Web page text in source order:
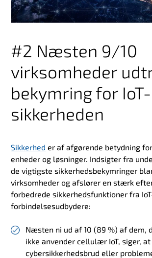
#2 Næsten 9/10
virksomheder
bekymring for IoT-
sikkerheden
Sikkerhed eraf afgørende betydning
enheder og løsninger. Indsigter fra
de vigtigste sikkerhedsbekymringer
virksomheder og afslører en stærk
forbedrede sikkerhedsfunktioner fra
forbindelsesudbydere:
Næsten ni ud af 10 (89 %) af dem,
ikke anvender cellulær IoT, siger,
cybersikkerhedsbrud eller